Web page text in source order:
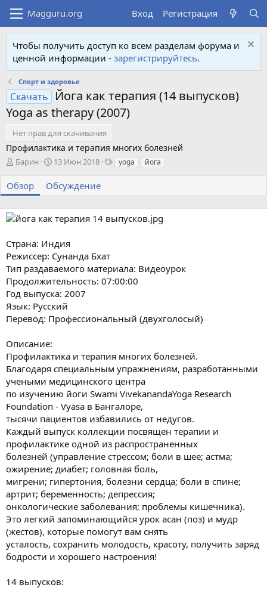
Вход Регистрация
Чтобы получить доступ ко всем разделам форума и
ценной информации - зарегистрируйтесь.
Спорт и здоровье
Скачать
Йога как терапия (14 выпусков)
Yoga as therapy (2007)
Нет прав для скачивания
Профилактика и терапия многих болезней
А
т
о
Барин
Д
т
а
о
а
н
и
я
13 Июн 2018
Т
и
yoga йога
Обзор Обсуждение
Страна: Индия
Режиссер: Сунанда Бхат
Тип раздаваемого материала: Видеоурок
Продолжительность: 07:00:00
Год выпуска: 2007
Язык: Русский
Перевод: Профессиональный (двухголосый)
Описание:
Профилактика и терапия многих болезней.
Благодаря специальным упражнениям, разработанными
учеными медицинского центра
по изучению йоги Swami VivekanandaYoga Research
Foundation - Vyasa в Бангалоре,
тысячи пациентов избавились от недугов.
Каждый выпуск коллекции посвящен терапии и
профилактике одной из распространенных
болезней (управление стрессом; боли в шее; астма;
ожирение; диабет; головная боль,
мигрени; гипертония, болезни сердца; боли в спине;
артрит; беременность; депрессия;
онкологические заболевания; проблемы кишечника).
Это легкий запоминающийся урок асан (поз) и мудр
(жестов), которые помогут вам снять
усталость, сохранить молодость, красоту, получить заряд
бодрости и хорошего настроения!
14 выпусков: